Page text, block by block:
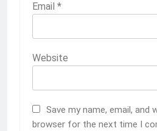
Email *
Website
Save my name, email, and
browser for the next time I